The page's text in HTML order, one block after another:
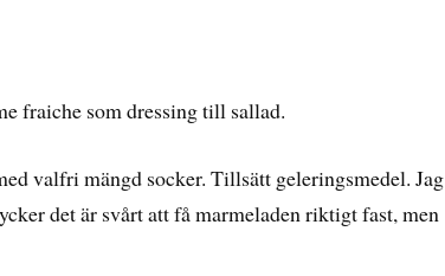
fraiche som dressing till sallad.
valfri mängd socker. Tillsätt geleringsmedel. Jag
det är svårt att få marmeladen riktigt fast, men